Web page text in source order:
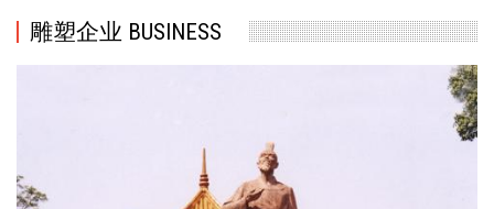
雕塑企业 BUSINESS